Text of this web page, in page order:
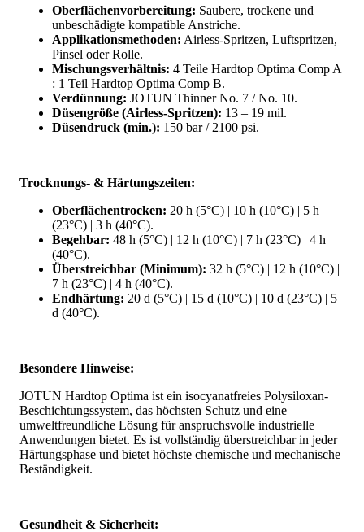
Oberflächenvorbereitung: Saubere, trockene und
unbeschädigte kompatible Anstriche.
Applikationsmethoden: Airless-Spritzen, Luftspritzen,
Pinsel oder Rolle.
Mischungsverhältnis: 4 Teile Hardtop Optima Comp A
: 1 Teil Hardtop Optima Comp B.
Verdünnung: JOTUN Thinner No. 7 / No. 10.
Düsengröße (Airless-Spritzen): 13 – 19 mil.
Düsendruck (min.): 150 bar / 2100 psi.
Trocknungs- & Härtungszeiten:
Oberflächentrocken: 20 h (5°C) | 10 h (10°C) | 5 h
(23°C) | 3 h (40°C).
Begehbar: 48 h (5°C) | 12 h (10°C) | 7 h (23°C) | 4 h
(40°C).
Überstreichbar (Minimum): 32 h (5°C) | 12 h (10°C) |
7 h (23°C) | 4 h (40°C).
Endhärtung: 20 d (5°C) | 15 d (10°C) | 10 d (23°C) | 5
d (40°C).
Besondere Hinweise:
JOTUN Hardtop Optima ist ein isocyanatfreies Polysiloxan-
Beschichtungssystem, das höchsten Schutz und eine
umweltfreundliche Lösung für anspruchsvolle industrielle
Anwendungen bietet. Es ist vollständig überstreichbar in jeder
Härtungsphase und bietet höchste chemische und mechanische
Beständigkeit.
Gesundheit & Sicherheit: